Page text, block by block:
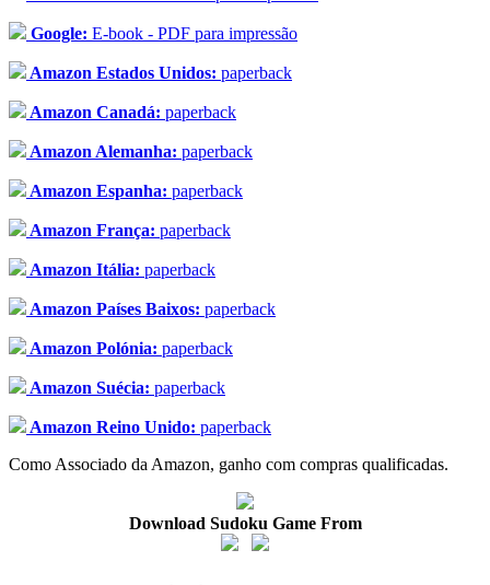
Google: E-book - PDF para impressão
Amazon Estados Unidos: paperback
Amazon Canadá: paperback
Amazon Alemanha: paperback
Amazon Espanha: paperback
Amazon França: paperback
Amazon Itália: paperback
Amazon Países Baixos: paperback
Amazon Polónia: paperback
Amazon Suécia: paperback
Amazon Reino Unido: paperback
Como Associado da Amazon, ganho com compras qualificadas.
Download Sudoku Game From